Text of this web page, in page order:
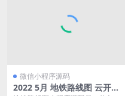
微信小程序源码
2022 5月 地铁路线图 云开发